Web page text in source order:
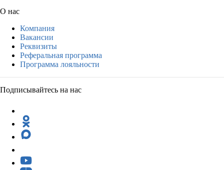
О нас
Компания
Вакансии
Реквизиты
Реферальная программа
Программа лояльности
Подписывайтесь на нас